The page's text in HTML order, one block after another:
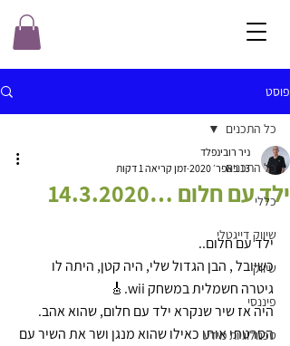
פוסט
כל התכנים
כללי
שיווק דייגטלי
שיווק
פיננסי
טכנולוגיות מידע
כל התכנים
ילד עם חלום …14.3.2020
ניר רובינפלד
13 באפר׳ 2020
זמן קריאה 1 דקות
ילד עם חלום..
כשיובל , הבן הגדול שלי, היה קטן, היתה לו
גיטרה חשמלית במשחק wii.🎸
היה אז שיר שנקרא ילד עם חלום, שהוא אהב.
הסרטתי אותו כאילו שהוא מנגן ושר את השיר עם